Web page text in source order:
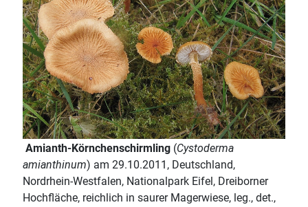
Amianth-Körnchenschirmling (Cystoderma
amianthinum) am 29.10.2011, Deutschland,
Nordrhein-Westfalen, Nationalpark Eifel, Dreiborner
Hochfläche, reichlich in saurer Magerwiese, leg., det.,